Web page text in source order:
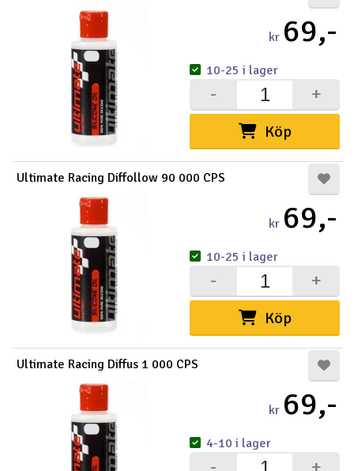
kr 69,-
Köp
+
-
10-25 i lager
Ultimate Racing Diffollow 90 000 CPS
kr 69,-
Köp
+
-
10-25 i lager
Ultimate Racing Diffus 1 000 CPS
kr 69,-
+
-
4-10 i lager